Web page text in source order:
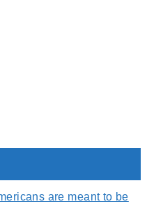
are meant to be